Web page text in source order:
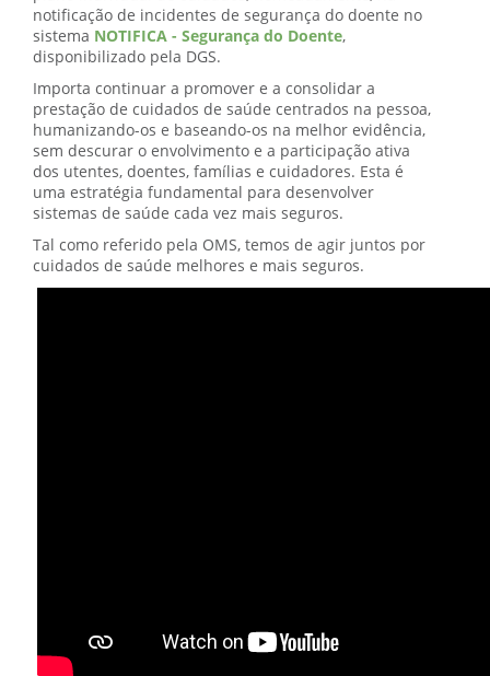
notificação de incidentes de segurança do doente no
sistema NOTIFICA - Segurança do Doente,
disponibilizado pela DGS.
Importa continuar a promover e a consolidar a
prestação de cuidados de saúde centrados na pessoa,
humanizando-os e baseando-os na melhor evidência,
sem descurar o envolvimento e a participação ativa
dos utentes, doentes, famílias e cuidadores. Esta é
uma estratégia fundamental para desenvolver
sistemas de saúde cada vez mais seguros.
Tal como referido pela OMS, temos de agir juntos por
cuidados de saúde melhores e mais seguros.